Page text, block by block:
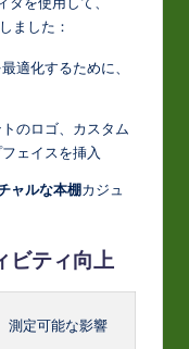
ました：
適化するために、
のロゴ、カスタム
ェイスを挿入
ャルな本棚カジュ
ビティ向上
測定可能な影響